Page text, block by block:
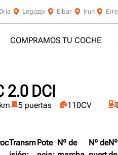
Legazpi Eibar Irun
COMPRAMOS TU COCHE
2.0 DCI
5 puertas 110CV
TransmPote Nº de
Nº deNº